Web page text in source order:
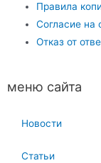
Правила
Согласие на
Отказ от
меню сайта
Новости
Статьи